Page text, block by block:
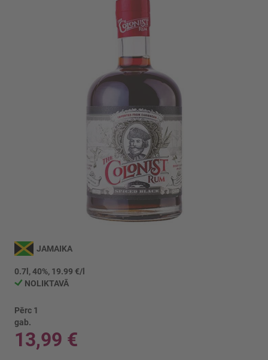
uz
galerijas
sākumu
JAMAIKA
0.7l, 40%, 19.99 €/l
NOLIKTAVĀ
Pērc 1
gab.
13,99 €